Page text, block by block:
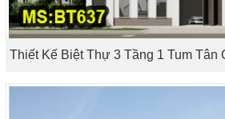
Thiết Kế Biệt Thự 3 Tầng 1 Tum